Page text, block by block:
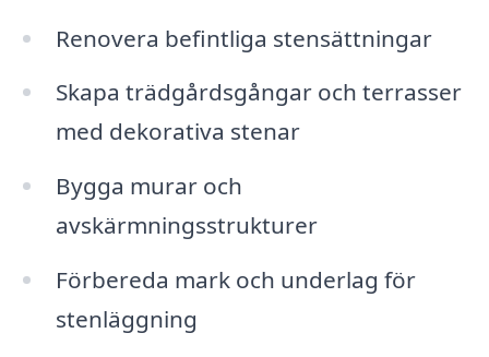
Renovera befintliga stensättningar
Skapa trädgårdsgångar och terrasser
med dekorativa stenar
Bygga murar och
avskärmningsstrukturer
Förbereda mark och underlag för
stenläggning